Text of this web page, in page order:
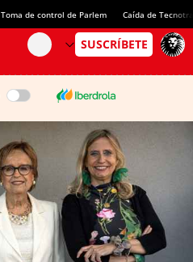
Toma de control de Parlem Caída de